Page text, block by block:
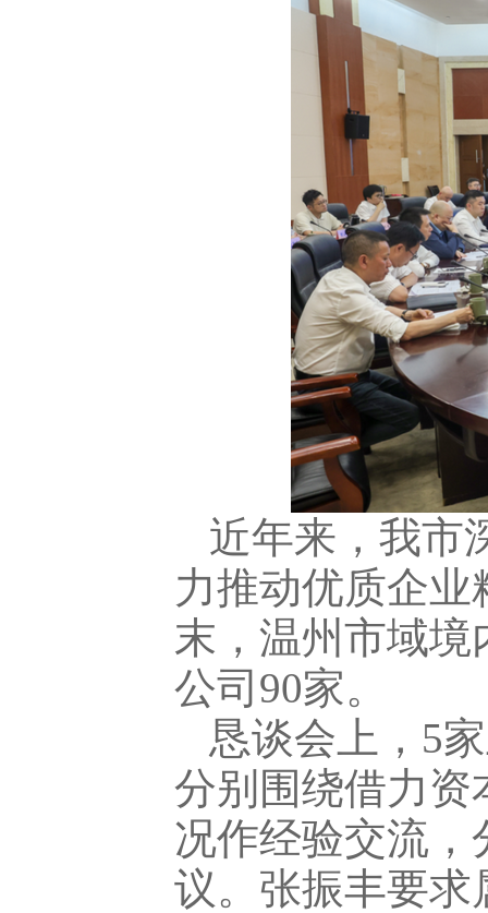
近年来，我市
力推动优质企业
末，温州市域境
公司90家。
恳谈会上，5
分别围绕借力
况作经验交流
议。张振丰要求